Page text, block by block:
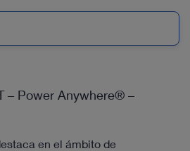
– Power Anywhere® –
en el ámbito de